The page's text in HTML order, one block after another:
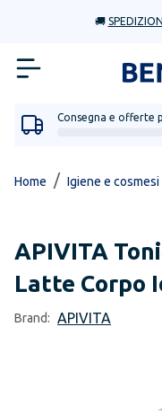
🚚
Consegna e offerte
Home / Igiene e cosmesi
APIVITA
Latte Corpo
Brand: APIVITA